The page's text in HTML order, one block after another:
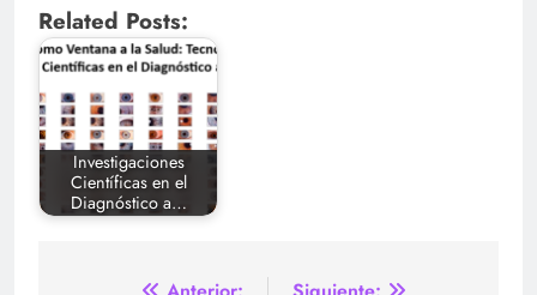
Related Posts:
Investigaciones
Científicas en el
Diagnóstico a…